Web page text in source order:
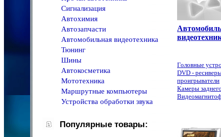
Сигнализация
Автохимия
Автозапчасти
Автомобильная видеотехника
Тюнинг
Шины
Автокосметика
Мототехника
Маршрутные компьютеры
Устройства обработки звука
Популярные товары:
Головные
DVD -
проигрыватели
Камеры